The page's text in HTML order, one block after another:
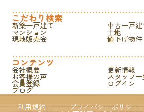
こだわり検索
新築一戸建て 中古一戸建
マンション 土地
現地販売会 値下げ物件
コンテンツ
会社概要 更新情報
お客様の声 スタッフ一
会員登録 ログイン
ブログ
利用規約
プライバシーポリシー